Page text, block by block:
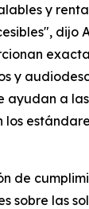
y
dijo
y
ayudan a
de
sobre las